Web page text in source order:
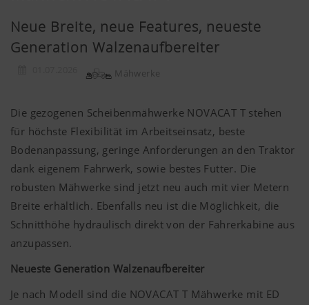
Neue Breite, neue Features, neueste
Generation Walzenaufbereiter
Mähwerke
Die gezogenen Scheibenmähwerke NOVACAT T stehen
für höchste Flexibilität im Arbeitseinsatz, beste
Bodenanpassung, geringe Anforderungen an den Traktor
dank eigenem Fahrwerk, sowie bestes Futter. Die
robusten Mähwerke sind jetzt neu auch mit vier Metern
Breite erhältlich. Ebenfalls neu ist die Möglichkeit, die
Schnitthöhe hydraulisch direkt von der Fahrerkabine aus
anzupassen.
Neueste Generation Walzenaufbereiter
Je nach Modell sind die NOVACAT T Mähwerke mit ED